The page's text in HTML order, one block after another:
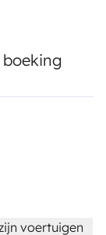
voertuigen